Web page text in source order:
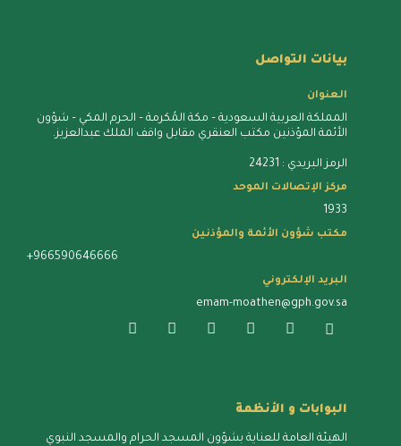
بيانات التواصل
العنوان
المملكة العربية السعودية – مكة المُكرمة – الحرم المكي – شؤون
الأئمة المؤذنين مكتب العنقري مقابل واقف الملك عبدالعزيز.
الرمز البريدي : 24231
مركز الإتصالات الموحد
1933
مكتب شؤون الأئمة والمؤذنين
+966590646666
البريد الإلكتروني
emam-moathen@gph.gov.sa
البوابات و الأنظمة
الهيئة العامة للعناية بشؤون المسجد الحرام والمسجد النبوي